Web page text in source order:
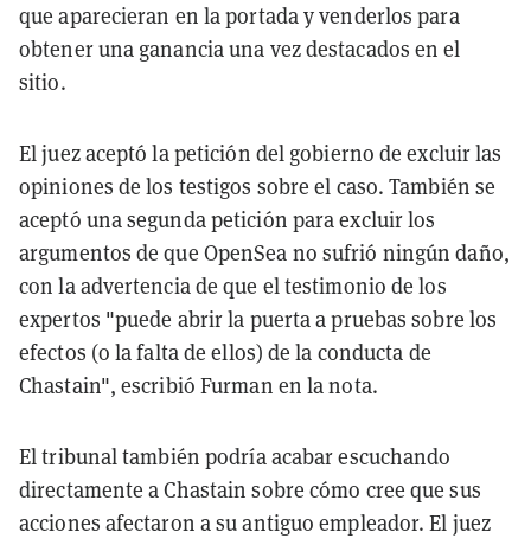
que aparecieran en la portada y venderlos para
obtener una ganancia una vez destacados en el
sitio.
El juez aceptó la petición del gobierno de excluir las
opiniones de los testigos sobre el caso. También se
aceptó una segunda petición para excluir los
argumentos de que OpenSea no sufrió ningún daño,
con la advertencia de que el testimonio de los
expertos "puede abrir la puerta a pruebas sobre los
efectos (o la falta de ellos) de la conducta de
Chastain", escribió Furman en la nota.
El tribunal también podría acabar escuchando
directamente a Chastain sobre cómo cree que sus
acciones afectaron a su antiguo empleador. El juez